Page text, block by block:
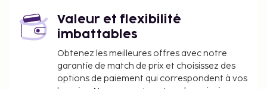
Valeur et flexibilité
imbattables
Obtenez les meilleures offres avec notre
garantie de match de prix et choisissez des
options de paiement qui correspondent à vos